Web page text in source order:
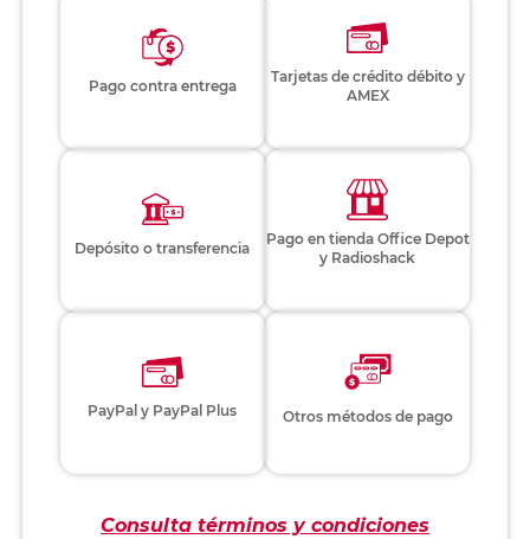
Pago contra entrega
Tarjetas de crédito débito y
AMEX
Depósito o transferencia
Pago en tienda Office Depot
y Radioshack
PayPal y PayPal Plus Otros métodos de pago
Consulta términos y condiciones